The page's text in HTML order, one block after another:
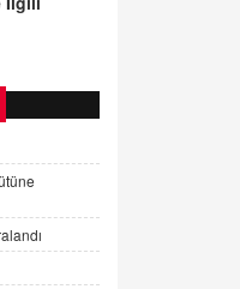
dijital